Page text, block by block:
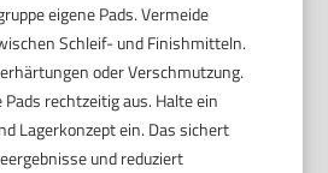
eigene Pads. Vermeide
Schleif- und Finishmitteln.
oder Verschmutzung.
rechtzeitig aus. Halte ein
Lagerkonzept ein. Das sichert
und reduziert